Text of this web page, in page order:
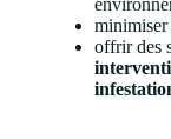
minimiser
offrir des